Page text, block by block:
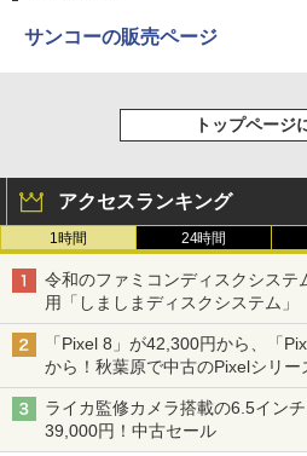
サンコーの販売ページ
トップページ
アクセスランキング
1時間 24時間
令和のファミコンディスクシステ
用「しましまディスクシステム」
「Pixel 8」が42,300円から、「
から！秋葉原で中古のPixelシリー
ライカ監修カメラ搭載の6.5イン
39,000円！中古セール